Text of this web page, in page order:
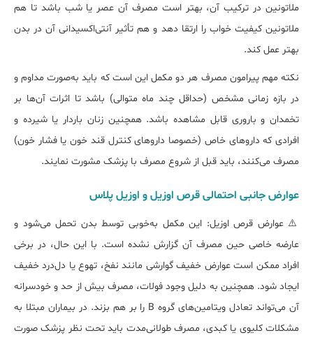
ملاتونین در ترکیب آن، بهتر است مصرف آن عصر یا شب باشد تا هم
ملاتونین کیفیت خواب را ارتقا دهد و هم تأثیر آنتی‌اکسیدانی آن در بدن
بهتر عمل کند.
نکته مهم پیرامون مصرف هر دو مکمل این است که باید به‌صورت مداوم و
در بازه زمانی مشخص (حداقل چند ماه متوالی) باشد تا اثرات آن‌ها بر
تخمدان و باروری قابل مشاهده باشد. همچنین زنان باردار یا شیرده و
افرادی که داروهای خاص (خصوصا داروهای کنترل قند خون یا فشار خون)
مصرف می‌کنند، باید قبل از شروع مصرف با پزشک مشورت نمایند.
عوارض جانبی احتمالی قرص اوزیل و اوزیل پلاس
⚠️ عوارض قرص اوزیل: این مکمل به‌خوبی توسط بدن تحمل می‌شود و
عارضه خاصی حین مصرف آن گزارش نشده است. با این حال، در برخی
افراد ممکن است عوارض خفیف گوارشی مانند نفخ، تهوع یا دل‌درد خفیف
ایجاد شود. همچنین به دلیل وجود فولات، مصرف بیش از حد و خودسرانه
آن می‌تواند تعادل ویتامین‌های گروه B را بر هم بزند. در بیماران مبتلا به
مشکلات کلیوی یا کبدی، مصرف طولانی‌مدت باید تحت نظر پزشک صورت